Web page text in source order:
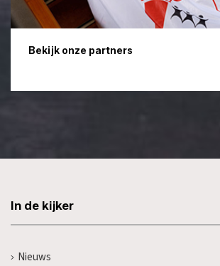
Bekijk onze partners
In de kijker
Nieuws